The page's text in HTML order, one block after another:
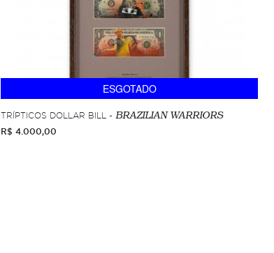
ESGOTADO
TRÍPTICOS DOLLAR BILL - BRAZILIAN WARRIORS
R$ 4.000,00